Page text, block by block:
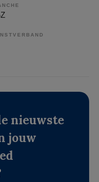
nieuwste
jouw